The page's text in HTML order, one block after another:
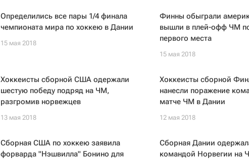
Определились все пары 1/4 финала
чемпионата мира по хоккею в Дании
15 мая 2018
Финны обыграли
вышли в плей-офф ЧМ
первого места
15 мая 2018
Хоккеисты сборной США одержали
шестую победу подряд на ЧМ,
разгромив норвежцев
13 мая 2018
Хоккеисты сборной
нанесли поражение
матче ЧМ в Дании
12 мая 2018
Сборная США по хоккею заявила
форварда "Нэшвилла" Бонино для
Сборная Дании
командой Норвегии на